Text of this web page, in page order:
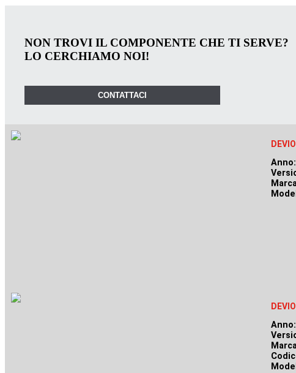
NON TROVI IL COMPONENTE CHE TI SERVE?
LO CERCHIAMO NOI!
CONTATTACI
Anno:
Anno: